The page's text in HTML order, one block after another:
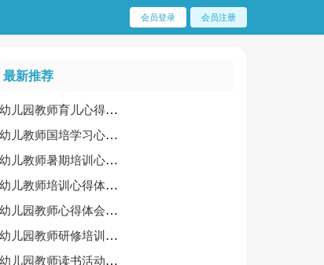
会员登录 会员注册
最新推荐
幼儿园教师育儿心得小结
幼儿教师国培学习心得体会
幼儿教师暑期培训心得体会【范例15篇】
幼儿教师培训心得体会[常用15篇]
幼儿园教师心得体会 幼儿园教师工作心得体会优秀
幼儿园教师研修培训心得体会集合8篇
幼儿园教师读书活动心得